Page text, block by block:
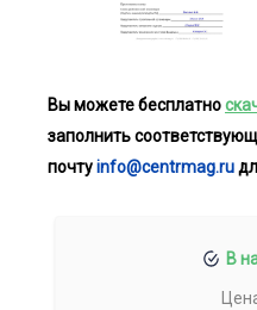
Вы можете бесплатно
заполнить
почтуinfo@centrmag.ru
В